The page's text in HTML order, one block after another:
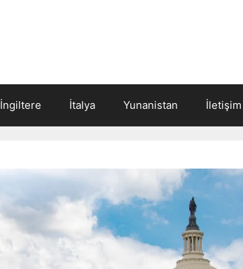
İngiltere İtalya Yunanistan İletişim